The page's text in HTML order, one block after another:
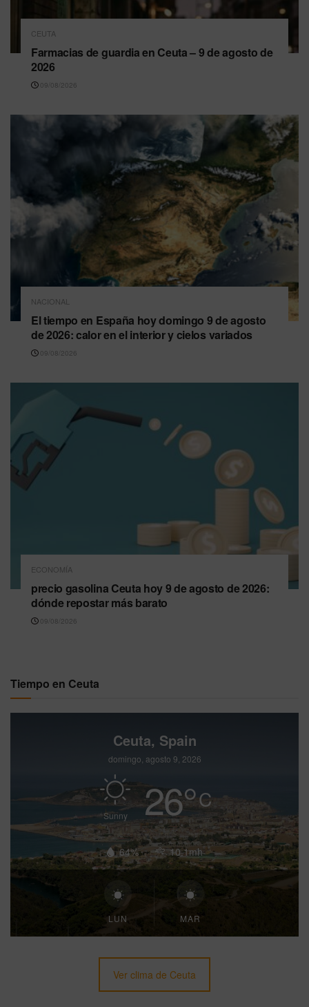
CEUTA
Farmacias de guardia en Ceuta – 9 de agosto de
2026
09/08/2026
NACIONAL
El tiempo en España hoy domingo 9 de agosto
de 2026: calor en el interior y cielos variados
09/08/2026
ECONOMÍA
precio gasolina Ceuta hoy 9 de agosto de 2026:
dónde repostar más barato
09/08/2026
Tiempo en Ceuta
Ceuta, Spain
domingo, agosto 9, 2026
Sunny 26°C
64% 10.1mh
LUN MAR
Ver clima de Ceuta